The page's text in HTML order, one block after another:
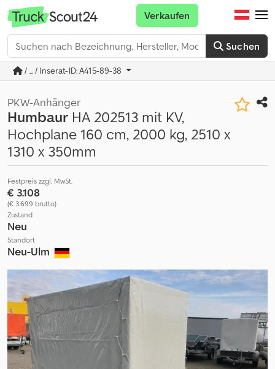
Suchen
Verkaufen
/ ... / Inserat-ID: A415-89-38
PKW-Anhänger
Humbaur HA 202513 mit KV,
Hochplane 160 cm, 2000 kg, 2510 x
1310 x 350mm
Festpreis zzgl. MwSt.
€ 3.108
(€ 3.699 brutto)
Zustand
Neu
Standort
Neu-Ulm